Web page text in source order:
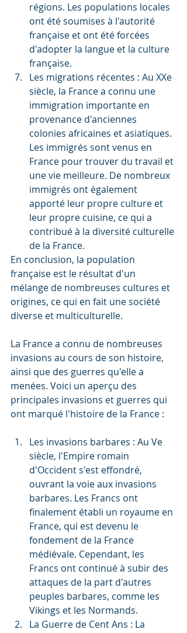
régions. Les populations locales
ont été soumises à l'autorité
française et ont été forcées
d'adopter la langue et la culture
française.
Les migrations récentes : Au XXe
siècle, la France a connu une
immigration importante en
provenance d'anciennes
colonies africaines et asiatiques.
Les immigrés sont venus en
France pour trouver du travail et
une vie meilleure. De nombreux
immigrés ont également
apporté leur propre culture et
leur propre cuisine, ce qui a
contribué à la diversité culturelle
de la France.
En conclusion, la population
française est le résultat d'un
mélange de nombreuses cultures et
origines, ce qui en fait une société
diverse et multiculturelle.
La France a connu de nombreuses
invasions au cours de son histoire,
ainsi que des guerres qu'elle a
menées. Voici un aperçu des
principales invasions et guerres qui
ont marqué l'histoire de la France :
Les invasions barbares : Au Ve
siècle, l'Empire romain
d'Occident s'est effondré,
ouvrant la voie aux invasions
barbares. Les Francs ont
finalement établi un royaume en
France, qui est devenu le
fondement de la France
médiévale. Cependant, les
Francs ont continué à subir des
attaques de la part d'autres
peuples barbares, comme les
Vikings et les Normands.
La Guerre de Cent Ans : La